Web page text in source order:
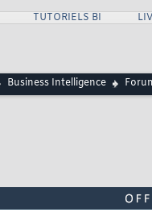
TUTORIELS BI
Business Intelligence